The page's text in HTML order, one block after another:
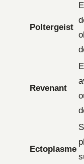
Poltergeist
Revenant
Ectoplasme